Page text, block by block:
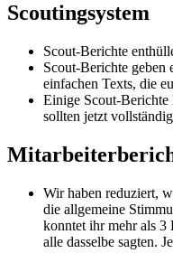
Scoutingsystem
Scout-Berichte
Scout-Berichte geben
einfachen Texts, die
Einige Scout-Berichte
sollten jetzt
Wir haben reduziert,
die allgemeine
konntet ihr mehr als 3
alle dasselbe sagten.